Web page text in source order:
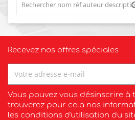
Recevez nos offres spéciales
Vous pouvez vous désinscrire à
trouverez pour cela nos
les conditions d'utilisation du